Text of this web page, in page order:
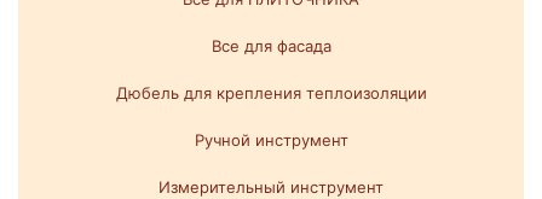
Все для фасада
Дюбель для крепления теплоизоляции
Ручной инструмент
Измерительный инструмент